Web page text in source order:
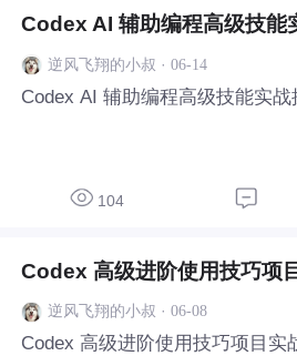
Codex AI 辅助编程高级技能
逆风飞翔的小叔 · 06-14
Codex AI 辅助编程高级技能实战
104
Codex 高级进阶使用技巧项
逆风飞翔的小叔 · 06-08
Codex 高级进阶使用技巧项目实